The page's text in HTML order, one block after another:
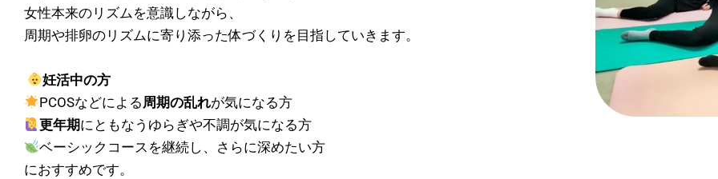
女性本来のリズムを意識しながら、
周期や排卵のリズムに寄り添った体づくりを目指していきます。
妊活中の方
PCOSなどによる周期の乱れが気になる方
更年期にともなうゆらぎや不調が気になる方
ベーシックコースを継続し、さらに深めたい方
におすすめです。